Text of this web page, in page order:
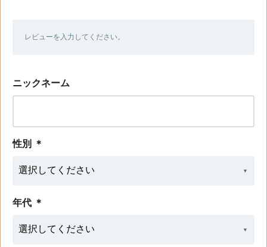
レビューを入力してください。
ニックネーム
性別 ＊
年代 ＊